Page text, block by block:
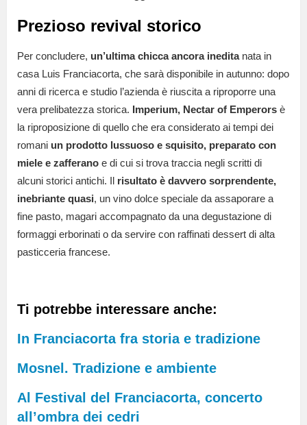
Prezioso revival storico
Per concludere, un’ultima chicca ancora ineditanata in
casa Luis Franciacorta, che sarà disponibile in autunno: dopo
anni di ricerca e studio l’azienda è riuscita a riproporre una
vera prelibatezza storica. Imperium, Nectar of Emperors è
la riproposizione di quello che era considerato ai tempi dei
romani un prodotto lussuoso e squisito, preparato con
miele e zafferano e di cui si trova traccia negli scritti di
alcuni storici antichi. Il risultato è davvero sorprendente,
inebriante quasi, un vino dolce speciale da assaporare a
fine pasto, magari accompagnato da una degustazione di
formaggi erborinati o da servire con raffinati dessert di alta
pasticceria francese.
Ti potrebbe interessare anche:
In Franciacorta fra storia e tradizione
Mosnel. Tradizione e ambiente
Al Festival del Franciacorta, concerto
all’ombra dei cedri